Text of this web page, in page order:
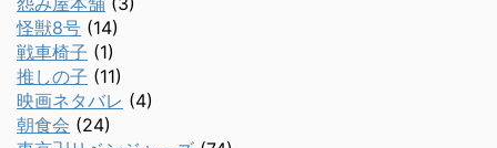
怪獣8号 (14)
戦車椅子 (1)
推しの子 (11)
映画ネタバレ (4)
朝食会 (24)